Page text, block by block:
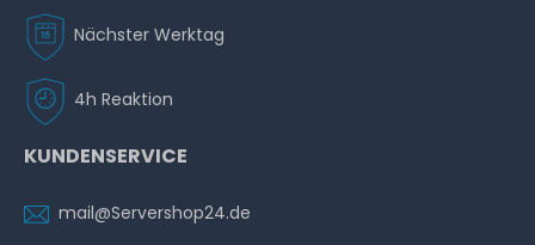
Nächster Werktag
4h Reaktion
KUNDENSERVICE
mail@Servershop24.de